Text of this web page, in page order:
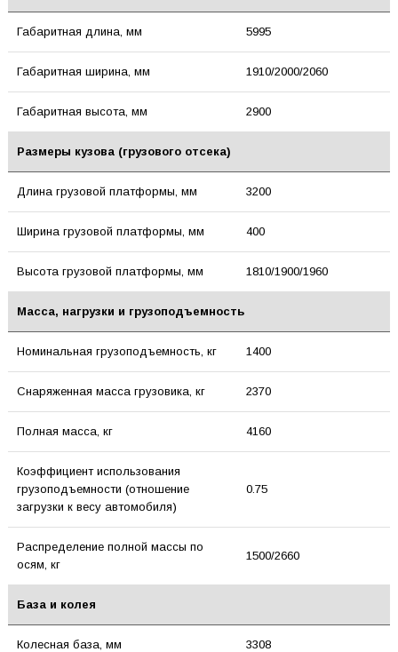
Габаритная длина, мм 5995
Габаритная ширина, мм 1910/2000/2060
Габаритная высота, мм 2900
Размеры кузова (грузового отсека)
Длина грузовой платформы, мм 3200
Ширина грузовой платформы, мм 400
Высота грузовой платформы, мм 1810/1900/1960
Масса, нагрузки и грузоподъемность
Номинальная грузоподъемность, кг 1400
Снаряженная масса грузовика, кг 2370
Полная масса, кг 4160
Коэффициент использования
грузоподъемности (отношение
загрузки к весу автомобиля)
0.75
Распределение полной массы по
осям, кг
1500/2660
База и колея
Колесная база, мм 3308